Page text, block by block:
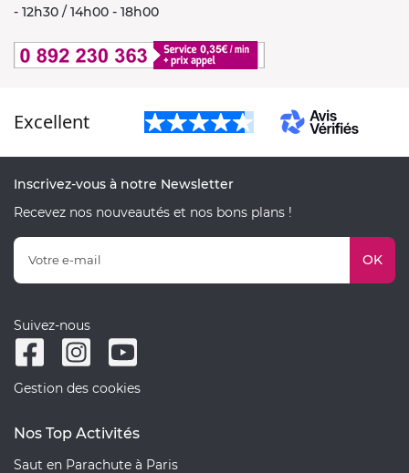
- 12h30 / 14h00 - 18h00
Excellent
Inscrivez-vous à notre Newsletter
Recevez nos nouveautés et nos bons plans !
OK
Suivez-nous
Gestion des cookies
Nos Top Activités
Saut en Parachute à Paris